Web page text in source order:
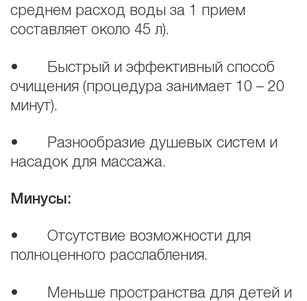
среднем расход воды за 1 прием
составляет около 45 л).
• Быстрый и эффективный способ
очищения (процедура занимает 10 – 20
минут).
• Разнообразие душевых систем и
насадок для массажа.
Минусы:
• Отсутствие возможности для
полноценного расслабления.
• Меньше пространства для детей и